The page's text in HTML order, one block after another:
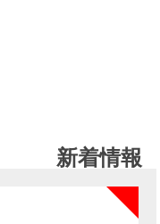
新着情報
NEW